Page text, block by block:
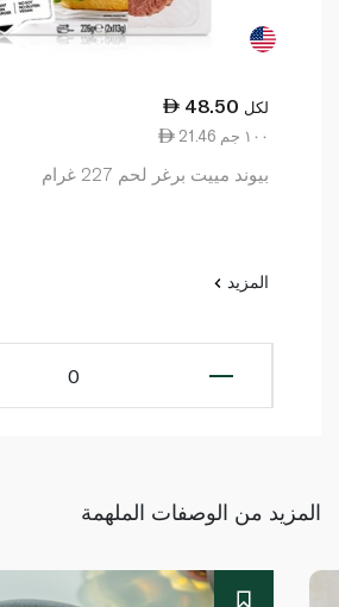
48.50 لكل
21.46 ١٠٠ جم
بيوند مييت برغر لحم 227 غرام
المزيد
0
المزيد من الوصفات الملهمة